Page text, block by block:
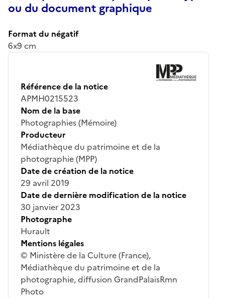
ou du document graphique
Format du négatif
6x9 cm
Référence de la notice
APMH0215523
Nom de la base
Photographies (Mémoire)
Producteur
Médiathèque du patrimoine et de la
photographie (MPP)
Date de création de la notice
29 avril 2019
Date de dernière modification de la notice
30 janvier 2023
Photographe
Hurault
Mentions légales
© Ministère de la Culture (France),
Médiathèque du patrimoine et de la
photographie, diffusion GrandPalaisRmn
Photo